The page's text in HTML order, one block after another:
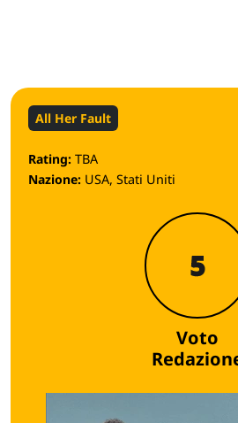
All Her Fault
Rating: TBA
Nazione: USA, Stati Uniti
5
Voto